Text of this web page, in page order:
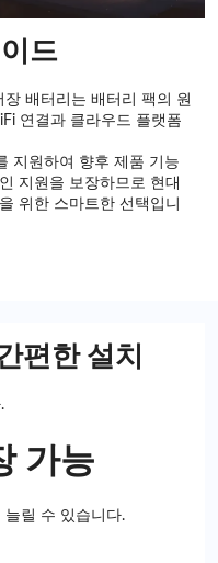
드
장 배터리는 배터리 팩의 원
연결과 클라우드 플랫폼
지원하여 향후 제품 기능
지원을 보장하므로 현대
위한 스마트한 선택입니
편한 설치
가능
늘릴 수 있습니다.